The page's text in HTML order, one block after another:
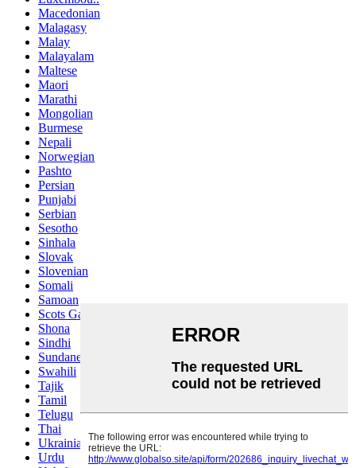
Macedonian
Malagasy
Malay
Malayalam
Maltese
Maori
Marathi
Mongolian
Burmese
Nepali
Norwegian
Pashto
Persian
Punjabi
Serbian
Sesotho
Sinhala
Slovak
Slovenian
Somali
Samoan
Scots Gaelic
Shona
Sindhi
Sundanese
Swahili
Tajik
Tamil
Telugu
Thai
Ukrainian
Urdu